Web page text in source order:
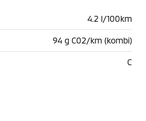
4.2 l/100km
94 g C02/km (kombi)
C